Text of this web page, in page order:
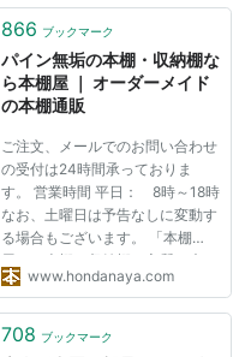
866 ブックマーク
パイン無垢の本棚・収納棚な
ら本棚屋 ｜ オーダーメイド
の本棚通販
ご注文、メールでのお問い合わせ
の受付は24時間承っておりま
す。 営業時間 平日： 8時～18時
なお、土曜日は予告なしに変動す
る場合もございます。 「本棚
屋」の本棚・収納棚は良質で木の
香り豊かな北欧パイン無垢集成材
塗料（オイル・ワックス）で丁寧
www.hondanaya.com
708 ブックマーク